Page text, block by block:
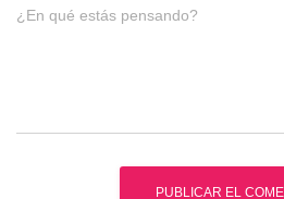
¿En qué estás pensando?